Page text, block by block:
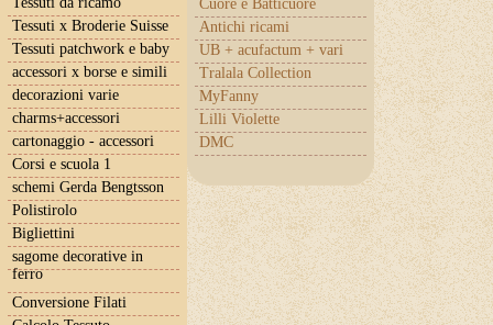
Cuore e Batticuore
Antichi ricami
UB + acufactum + vari
Tralala Collection
MyFanny
Lilli Violette
DMC
Tessuti x Broderie Suisse
Tessuti patchwork e baby
accessori x borse e simili
decorazioni varie
charms+accessori
cartonaggio - accessori
Corsi e scuola 1
schemi Gerda Bengtsson
Polistirolo
Bigliettini
sagome decorative in
ferro
Conversione Filati